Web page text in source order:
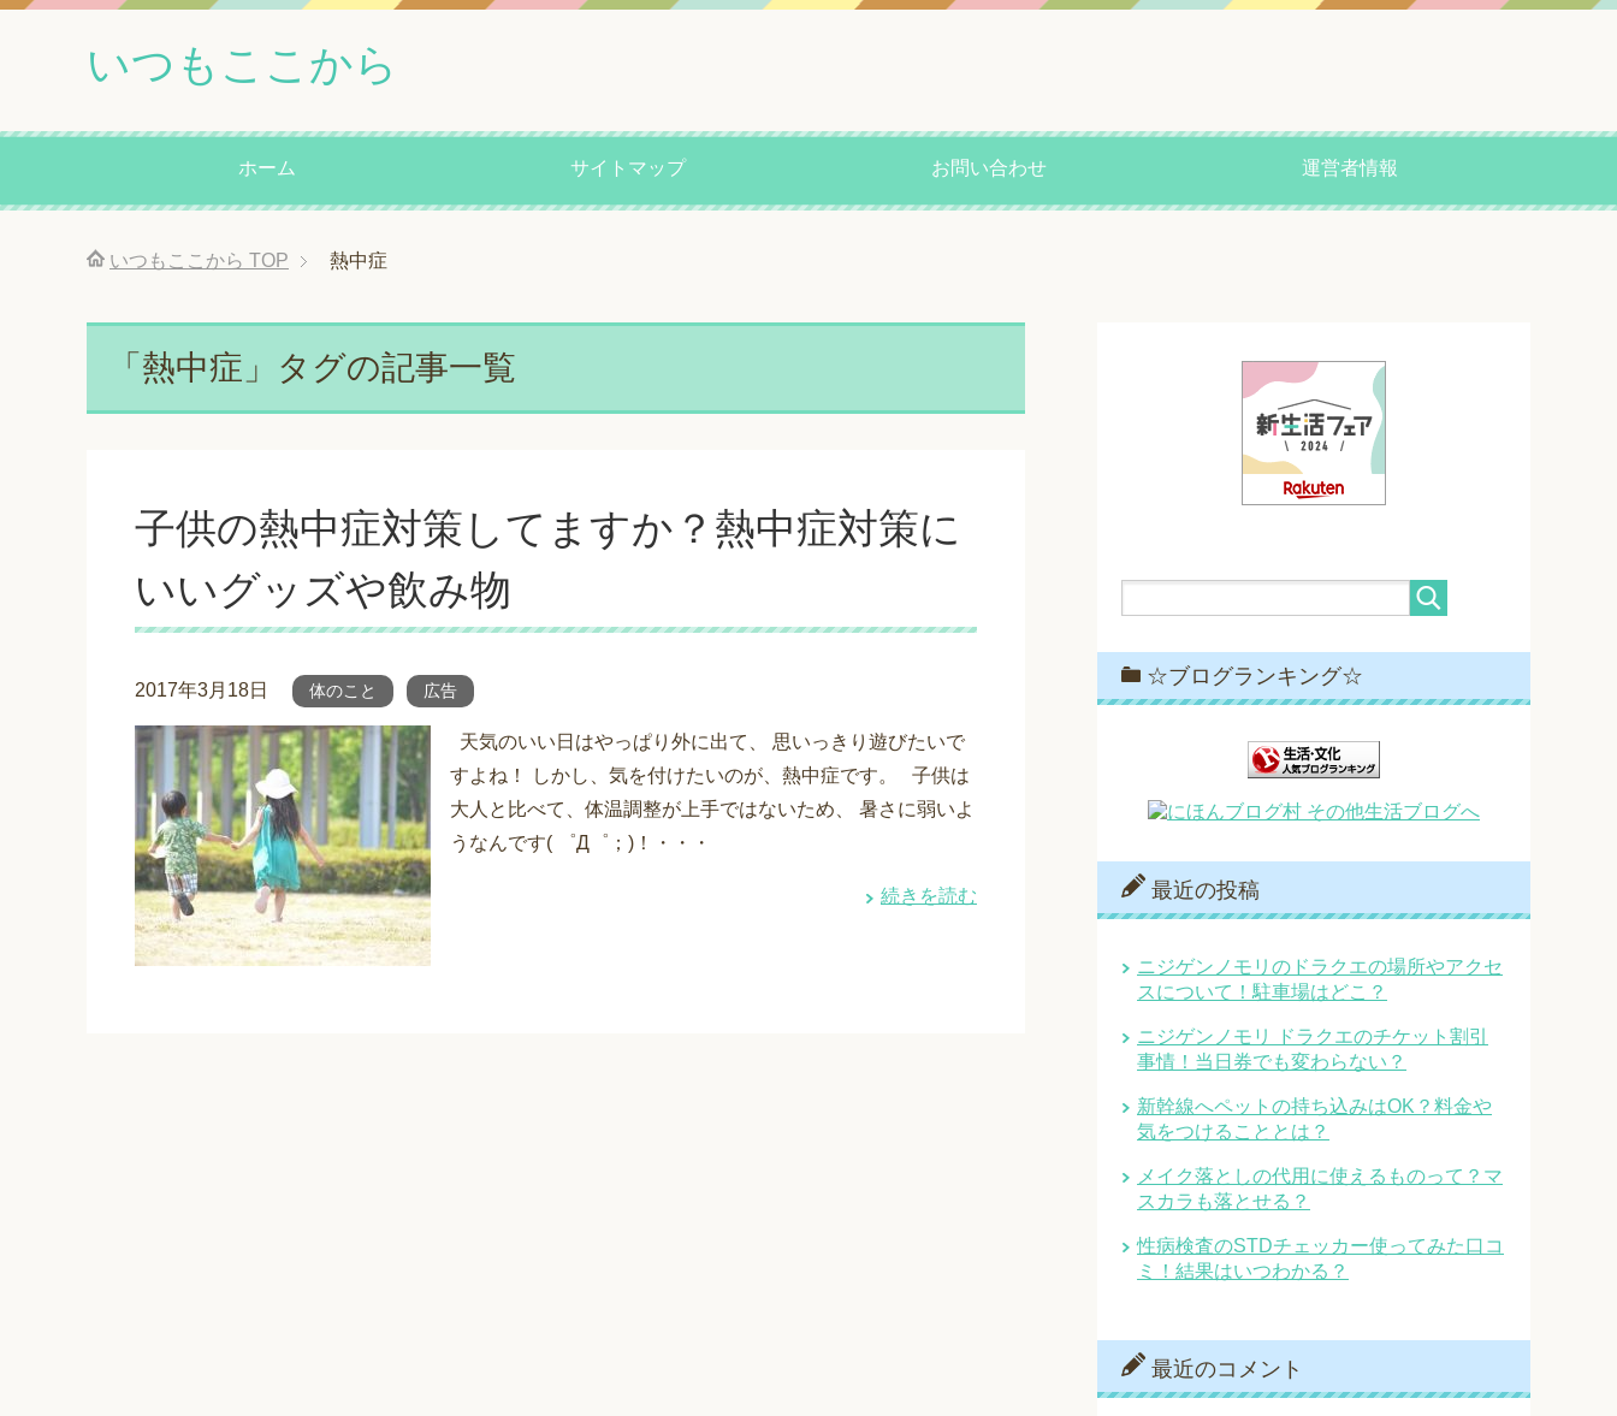
いつもここから
ホーム サイトマップ お問い合わせ 運営者情報
いつもここから TOP 熱中症
「熱中症」タグの記事一覧
子供の熱中症対策してますか？熱中症対策に
いいグッズや飲み物
2017年3月18日 体のこと 広告
天気のいい日はやっぱり外に出て、 思いっきり遊びたいで
すよね！ しかし、気を付けたいのが、熱中症です。 子供は
大人と比べて、体温調整が上手ではないため、 暑さに弱いよ
うなんです( ゜Д゜；)！・・・
続きを読む
☆ブログランキング☆
最近の投稿
ニジゲンノモリのドラクエの場所やアクセ
スについて！駐車場はどこ？
ニジゲンノモリ ドラクエのチケット割引
事情！当日券でも変わらない？
新幹線へペットの持ち込みはOK？料金や
気をつけることとは？
メイク落としの代用に使えるものって？マ
スカラも落とせる？
性病検査のSTDチェッカー使ってみた口コ
ミ！結果はいつわかる？
最近のコメント